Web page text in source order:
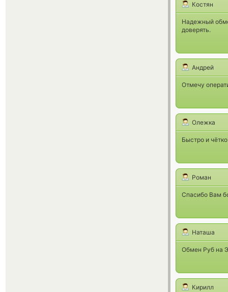
Костян
Надежный
доверять.
Андрей
Отмечу
Олежка
Быстро и
Роман
Спасибо Вам
Наташа
Обмен Руб на
Кирилл